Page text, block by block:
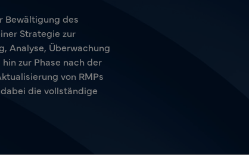
Bewältigung des
Strategie zur
Analyse, Überwachung
zur Phase nach der
von RMPs
die vollständige